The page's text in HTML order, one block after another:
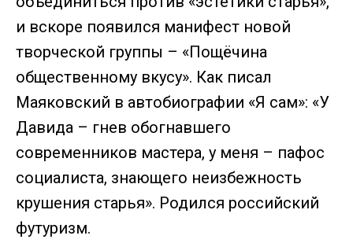
и вскоре появился манифест новой
творческой группы – «Пощёчина
общественному вкусу». Как писал
Маяковский в автобиографии «Я сам»: «У
Давида – гнев обогнавшего
современников мастера, у меня – пафос
социалиста, знающего неизбежность
крушения старья». Родился российский
футуризм.